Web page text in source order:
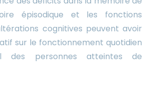
épisodique et les fonctions
cognitives peuvent avoir
sur le fonctionnement quotidien
des personnes atteintes de